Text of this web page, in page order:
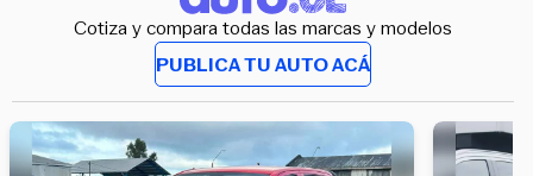
Cotiza y compara todas las marcas y modelos
PUBLICA TU AUTO ACÁ